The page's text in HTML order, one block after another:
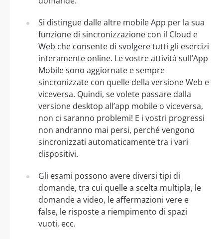
Si distingue dalle altre mobile App per la sua
funzione di sincronizzazione con il Cloud e
Web che consente di svolgere tutti gli esercizi
interamente online. Le vostre attività sull’App
Mobile sono aggiornate e sempre
sincronizzate con quelle della versione Web e
viceversa. Quindi, se volete passare dalla
versione desktop all’app mobile o viceversa,
non ci saranno problemi! E i vostri progressi
non andranno mai persi, perché vengono
sincronizzati automaticamente tra i vari
dispositivi.
Gli esami possono avere diversi tipi di
domande, tra cui quelle a scelta multipla, le
domande a video, le affermazioni vere e
false, le risposte a riempimento di spazi
vuoti, ecc.